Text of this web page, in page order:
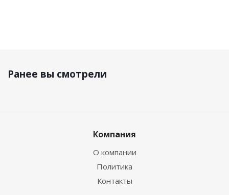
Ранее вы смотрели
Компания
О компании
Политика
Контакты